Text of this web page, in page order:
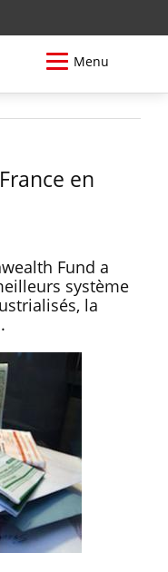
Menu
en
Fund a
système
la